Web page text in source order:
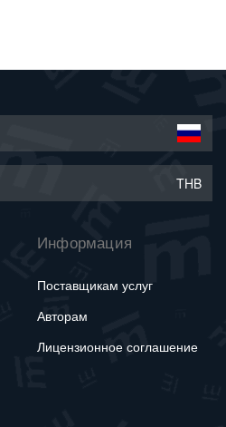
THB
Информация
Поставщикам услуг
Авторам
Лицензионное соглашение